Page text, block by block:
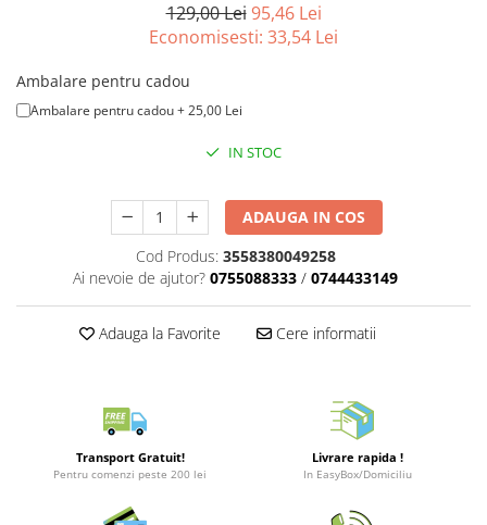
Geek Stuff
Figurine
Carnetele
Dragon Ball
129,00 Lei 95,46 Lei
Economisesti: 33,54 Lei
Ambalare pentru cadou
Ambalare pentru cadou + 25,00 Lei
IN STOC
ADAUGA IN COS
Cod Produs: 3558380049258
Ai nevoie de ajutor? 0755088333 / 0744433149
Adauga la Favorite Cere informatii
Transport Gratuit!
Pentru comenzi peste 200 lei
Livrare rapida !
In EasyBox/Domiciliu